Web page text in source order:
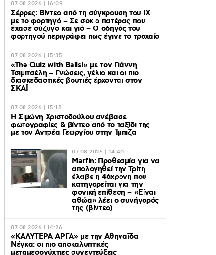
07.08.2026 | 16:09
Σέρρες: Βίντεο από τη σύγκρουση του ΙΧ
με το φορτηγό – Σε σοκ ο πατέρας που
έχασε σύζυγο και γιό – Ο οδηγός του
φορτηγού περιγράφει πως έγινε το τροχαίο
07.08.2026 | 15:35
«The Quiz with Balls!» με τον Γιάννη
Τσιμιτσέλη – Γνώσεις, γέλιο και οι πιο
διασκεδαστικές βουτιές έρχονται στον
ΣΚΑΪ
07.08.2026 | 15:18
Η Σιμώνη Χριστοδούλου ανέβασε
φωτογραφίες & βίντεο από το ταξίδι της
με τον Αντρέα Γεωργίου στην Ίμπιζα
07.08.2026 | 14:40
Marfin: Προθεσμία για να
απολογηθεί την Τρίτη
έλαβε η 46χρονη που
κατηγορείται για την
φονική επίθεση – «Είναι
αθώα» λέει ο συνήγορός
της (βίντεο)
07.08.2026 | 14:26
«ΚΑΛΥΤΕΡΑ ΑΡΓΑ» με την Αθηναΐδα
Νέγκα: οι πιο αποκαλυπτικές
μεταμεσονύχτιες συνεντεύξεις